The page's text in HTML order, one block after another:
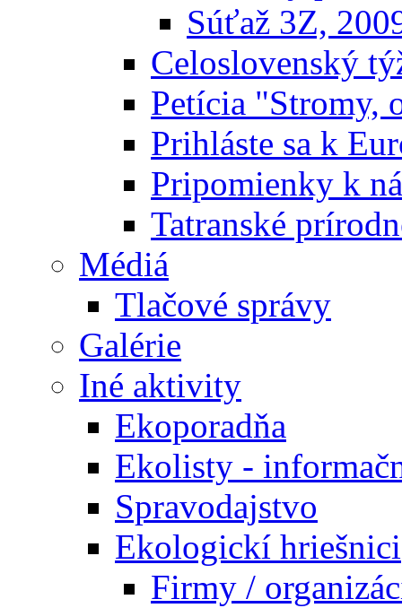
Súťaž 3Z,
Celoslovenský
Petícia "Stromy,
Prihláste sa k
Pripomienky k
Tatranské
Médiá
Tlačové správy
Galérie
Iné aktivity
Ekoporadňa
Ekolisty -
Spravodajstvo
Ekologickí hriešnici
Firmy /